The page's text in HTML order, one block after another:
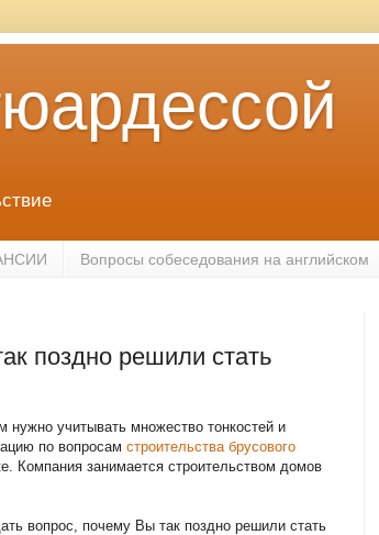
Вопросы собеседования на английском
поздно решили стать
нужно учитывать множество тонкостей и
по вопросам строительства брусового
Компания занимается строительством домов
вопрос, почему Вы так поздно решили стать